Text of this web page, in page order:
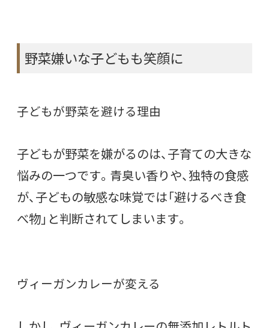
野菜嫌いな子どもも笑顔に
子どもが野菜を避ける理由
子どもが野菜を嫌がるのは、子育ての大きな
悩みの一つです。青臭い香りや、独特の食感
が、子どもの敏感な味覚では「避けるべき食
べ物」と判断されてしまいます。
ヴィーガンカレーが変える